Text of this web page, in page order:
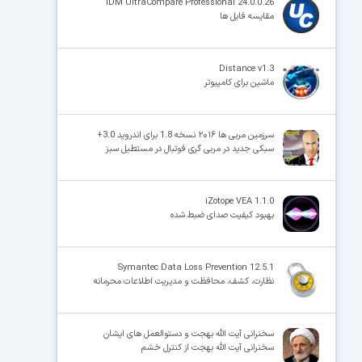
IDM UltraCompare Professional 24.0.0.26
مقایسه فایل ها
Distance v1.3
ماشین برای کامپیوتر
سرزمین مربی ها ۲۰۱۶ نسخه 1.8 برای اندروید 3.0+
سبکی جدید در مربی گری فوتبال در مستطیل سبز
iZotope VEA 1.1.0
بهبود کیفیت صدای ضبط شده
Symantec Data Loss Prevention 12.5.1
نظارت، کشف، محافظت و مدیریت اطلاعات محرمانه
سخنرانی آیت الله بهجت و دستوالعمل های ایشان
سخنرانی آیت الله بهجت از کنترل خشم